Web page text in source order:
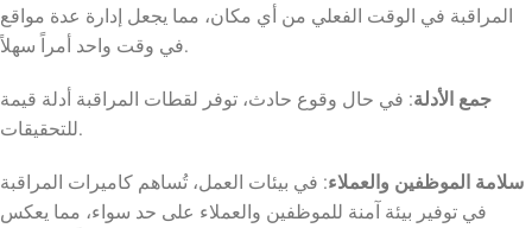
المراقبة في الوقت الفعلي من أي مكان، مما يجعل إدارة عدة مواقع
في وقت واحد أمراً سهلاً.
جمع الأدلة: في حال وقوع حادث، توفر لقطات المراقبة أدلة قيمة
للتحقيقات.
سلامة الموظفين والعملاء: في بيئات العمل، تُساهم كاميرات المراقبة
في توفير بيئة آمنة للموظفين والعملاء على حد سواء، مما يعكس